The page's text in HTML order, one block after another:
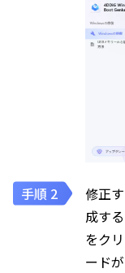
修正
成す
をク
ード